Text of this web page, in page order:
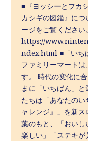
■『ヨッシーとフカ
カシギの図鑑』に
ージをご覧ください
https://
ndex.html ■「いち
ファミリーマート
す。 時代の変化に
まに「いちばん」
たちは「あなたの
ャレンジ』」を新
葉のもと、「おいし
楽しい」「ステキ